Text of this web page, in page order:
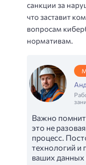
санкции за
что заставит
вопросам
нормативам.
Важно
это не
процесс.
технологий и
ваших данных